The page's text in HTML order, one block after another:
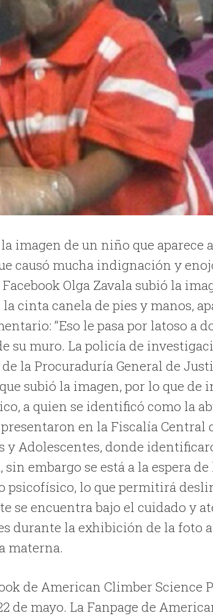
imagen de un niño que aparece
causó mucha indignación y
Olga Zavala subió la
cinta canela de pies y manos,
“Eso le pasa por latoso a
su muro. La policía de
la Procuraduría General de
subió la imagen, por lo que de
a quien se identificó como la
en la Fiscalía Central
Adolescentes, donde
embargo se está a la espera de
psicofísico, lo que permitirá
se encuentra bajo el cuidado y
durante la exhibición de la foto
materna.
de American Climber Science
de mayo. La Fanpage de